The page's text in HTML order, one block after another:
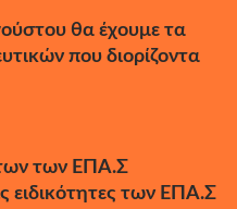
θα έχουμε τα
που διορίζοντα
των ΕΠΑ.Σ
ειδικότητες των ΕΠΑ.Σ